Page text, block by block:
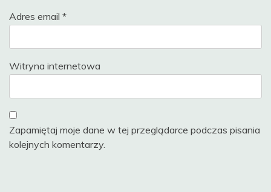
Adres email *
Witryna internetowa
Zapamiętaj moje dane w tej przeglądarce podczas pisania
kolejnych komentarzy.